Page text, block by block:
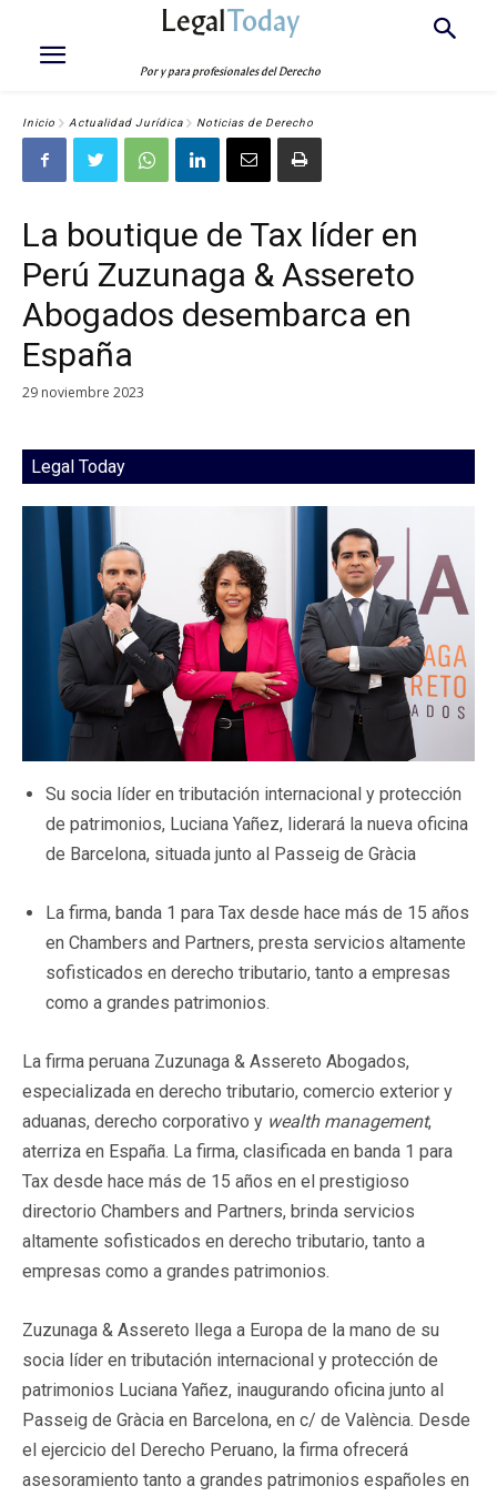
LegalToday
Por y para profesionales del Derecho
Inicio Actualidad Jurídica Noticias de Derecho
La boutique de Tax líder en
Perú Zuzunaga & Assereto
Abogados desembarca en
España
29 noviembre 2023
Legal Today
Su socia líder en tributación internacional y protección
de patrimonios, Luciana Yañez, liderará la nueva oficina
de Barcelona, situada junto al Passeig de Gràcia
La firma, banda 1 para Tax desde hace más de 15 años
en Chambers and Partners, presta servicios altamente
sofisticados en derecho tributario, tanto a empresas
como a grandes patrimonios.
La firma peruana Zuzunaga & Assereto Abogados,
especializada en derecho tributario, comercio exterior y
aduanas, derecho corporativo y wealth management,
aterriza en España. La firma, clasificada en banda 1 para
Tax desde hace más de 15 años en el prestigioso
directorio Chambers and Partners, brinda servicios
altamente sofisticados en derecho tributario, tanto a
empresas como a grandes patrimonios.
Zuzunaga & Assereto llega a Europa de la mano de su
socia líder en tributación internacional y protección de
patrimonios Luciana Yañez, inaugurando oficina junto al
Passeig de Gràcia en Barcelona, en c/ de València. Desde
el ejercicio del Derecho Peruano, la firma ofrecerá
asesoramiento tanto a grandes patrimonios españoles en